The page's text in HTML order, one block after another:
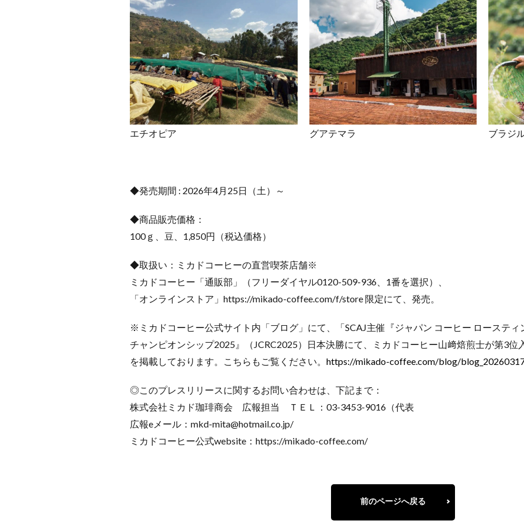
エチオピア グアテマラ ブラジ
◆発売期間 : 2026年4月25日（土）～
◆商品販売価格：
100ｇ、豆、1,850円（税込価格）
◆取扱い：ミカドコーヒーの直営喫茶店舗※
ミカドコーヒー「通販部」（フリーダイヤル0120-509-936、1番を選択）、
「オンラインストア」https://mikado-coffee.com/f/store 限定にて、発売。
※ミカドコーヒー公式サイト内「ブログ」にて、「SCAJ主催『ジャパン コーヒー ロースティ
チャンピオンシップ2025』（JCRC2025）日本決勝にて、ミカドコーヒー山﨑焙煎士が第3位
を掲載しております。こちらもご覧ください。 https://mikado-coffee.com/blog/
◎このプレスリリースに関するお問い合わせは、下記まで：
株式会社ミカド珈琲商会 広報担当 ＴＥＬ：03-3453-9016（代表
広報eメール：mkd-mita@hotmail.co.jp/
ミカドコーヒー公式website：https://mikado-coffee.com/
前のページへ戻る